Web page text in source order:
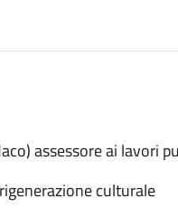
assessore ai lavori
culturale